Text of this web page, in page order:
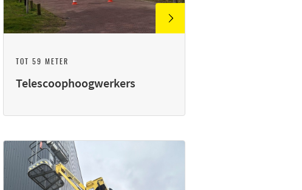
TOT 59 METER
Telescoophoogwerkers